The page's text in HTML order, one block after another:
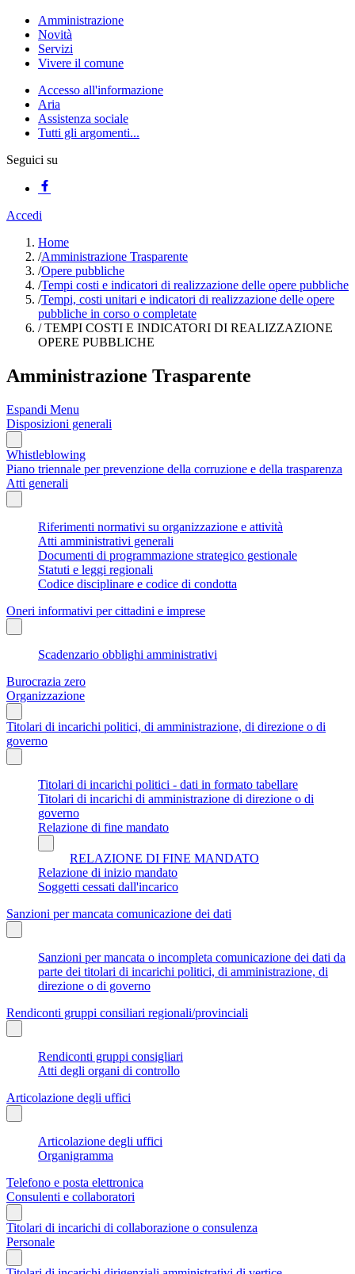
Amministrazione
Novità
Servizi
Vivere il comune
Accesso all'informazione
Aria
Assistenza sociale
Tutti gli argomenti...
Seguici su
Accedi
Home
/Amministrazione Trasparente
/Opere pubbliche
/Tempi costi e indicatori di realizzazione delle opere pubbliche
/Tempi, costi unitari e indicatori di realizzazione delle opere
pubbliche in corso o completate
/TEMPI COSTI E INDICATORI DI REALIZZAZIONE
OPERE PUBBLICHE
Amministrazione Trasparente
Espandi Menu
Disposizioni generali
Whistleblowing
Piano triennale per prevenzione della corruzione e della trasparenza
Atti generali
Riferimenti normativi su organizzazione e attività
Atti amministrativi generali
Documenti di programmazione strategico gestionale
Statuti e leggi regionali
Codice disciplinare e codice di condotta
Oneri informativi per cittadini e imprese
Scadenzario obblighi amministrativi
Burocrazia zero
Organizzazione
Titolari di incarichi politici, di amministrazione, di direzione o di
governo
Titolari di incarichi politici - dati in formato tabellare
Titolari di incarichi di amministrazione di direzione o di
governo
Relazione di fine mandato
RELAZIONE DI FINE MANDATO
Relazione di inizio mandato
Soggetti cessati dall'incarico
Sanzioni per mancata comunicazione dei dati
Sanzioni per mancata o incompleta comunicazione dei dati da
parte dei titolari di incarichi politici, di amministrazione, di
direzione o di governo
Rendiconti gruppi consiliari regionali/provinciali
Rendiconti gruppi consigliari
Atti degli organi di controllo
Articolazione degli uffici
Articolazione degli uffici
Organigramma
Telefono e posta elettronica
Consulenti e collaboratori
Titolari di incarichi di collaborazione o consulenza
Personale